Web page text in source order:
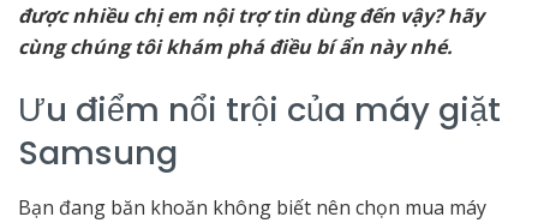
được nhiều chị em nội trợ tin dùng đến vậy? hãy
cùng chúng tôi khám phá điều bí ẩn này nhé.
Ưu điểm nổi trội của máy giặt
Samsung
Bạn đang băn khoăn không biết nên chọn mua máy